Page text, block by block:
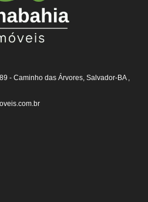
- Caminho das Árvores, Salvador-BA ,